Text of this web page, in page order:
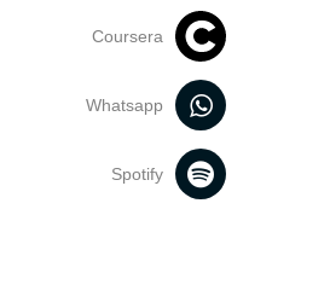
Coursera
Whatsapp
Spotify